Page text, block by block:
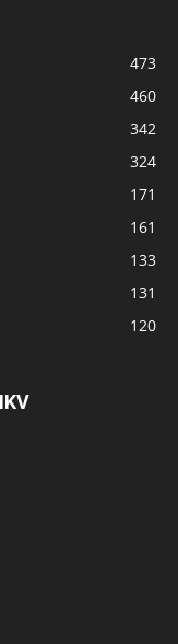
473
460
342
324
171
161
133
131
120